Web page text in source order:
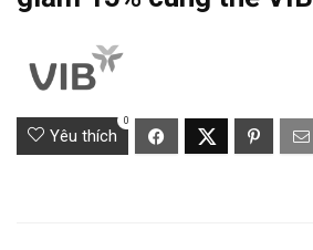
Yêu thích
0